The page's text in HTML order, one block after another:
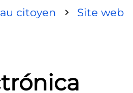
citoyen
Site web